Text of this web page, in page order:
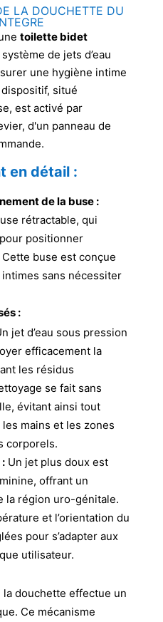
LA DOUCHETTE DU
toilette bidet
de jets d’eau
une hygiène intime
situé
est activé par
d'un panneau de
en détail :
de la buse :
rétractable, qui
positionner
buse est conçue
sans nécessiter
:
jet d’eau sous pression
efficacement la
les résidus
se fait sans
évitant ainsi tout
mains et les zones
corporels.
Un jet plus doux est
offrant un
la région uro-génitale.
et l’orientation du
pour s’adapter aux
utilisateur.
douchette effectue un
Ce mécanisme